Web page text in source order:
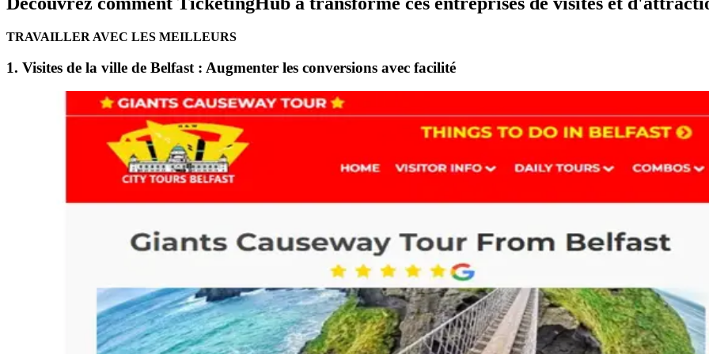
TRAVAILLER AVEC LES MEILLEURS
1. Visites de la ville de Belfast : Augmenter les conversions avec facilité